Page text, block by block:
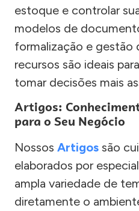
estoque e controlar
modelos de
formalização e gestão
recursos são ideais
tomar decisões mais
Artigos:
para o Seu Negócio
Nossos Artigos são
elaborados por
ampla variedade de
diretamente o